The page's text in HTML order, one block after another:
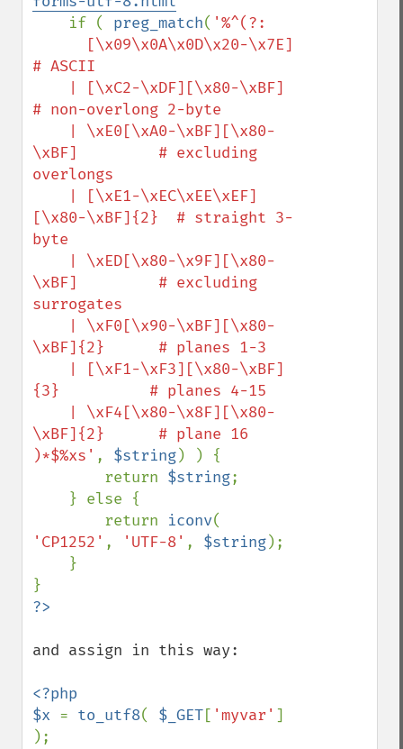
if ( preg_match( '%^(?:
# ASCII
# non-overlong 2-byte
\xBF]         # excluding
overlongs
[\x80-\xBF]{2}  # straight 3-
byte
\xBF]         # excluding
surrogates
\xBF]{2}      # planes 1-3
{3}          # planes 4-15
\xBF]{2}      # plane 16
)*$%xs' , $string) ) {
        return
$string;
        return
iconv
'CP1252' , 'UTF-8' , $string);
and assign in this way:
<?php
$x = to_utf8( $_GET[ 'myvar' ]